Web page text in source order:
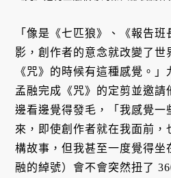
「像是《七匹狼》、《報告
影，創作者的意念就改變了世
《咒》的時候有這種感覺。
孟融完成《咒》的定剪並邀請
邊看邊覺得發毛，「我感覺一
來，即使創作者就在我面前，
構故事，但我甚至一度覺得坐
融的綽號）會不會突然扭了